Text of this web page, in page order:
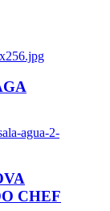
agua-2-
CHEF